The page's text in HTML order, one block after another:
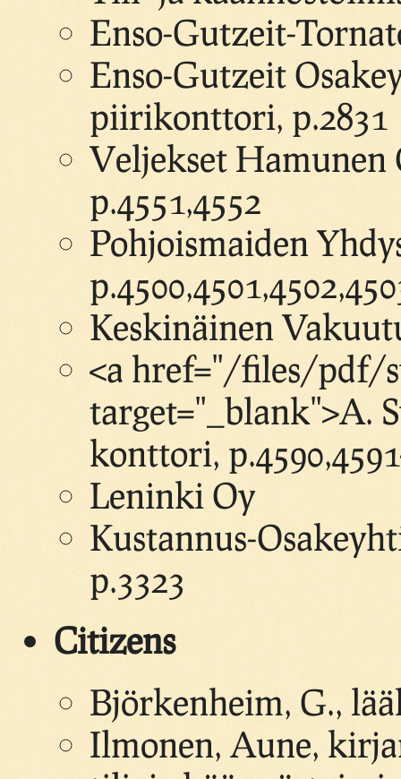
Enso-Gutzeit-
Enso-Gutzeit
piirikonttori, p.2831
Veljekset Hamunen
p.4551,4552
Pohjoismaiden
Keskinäinen
<a href="/files/pdf/
target="_blank">A.
konttori,
Leninki Oy
Kustannus-
p.3323
Citizens
Björkenheim, G.,
Ilmonen, Aune,